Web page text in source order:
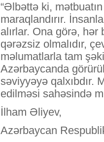
“Əlbəttə ki,
maraqlandırır.
alırlar. Ona görə,
qərəzsiz olmalıdır,
məlumatlarla tam
Azərbaycanda
səviyyəyə qalxıbdır.
edilməsi sahəsində
İlham Əliyev,
Azərbaycan